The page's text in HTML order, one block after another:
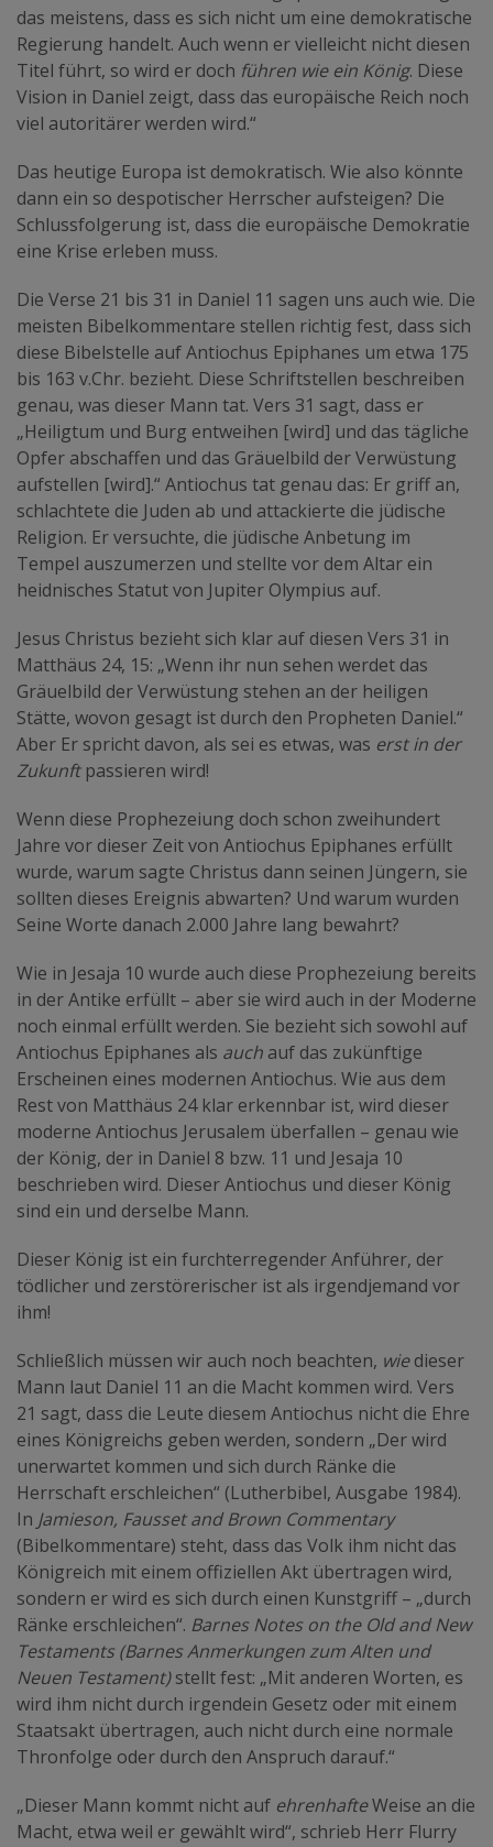
das meistens, dass es sich nicht um eine demokratische
Regierung handelt. Auch wenn er vielleicht nicht diesen
Titel führt, so wird er doch führen wie ein König. Diese
Vision in Daniel zeigt, dass das europäische Reich noch
viel autoritärer werden wird.“
Das heutige Europa ist demokratisch. Wie also könnte
dann ein so despotischer Herrscher aufsteigen? Die
Schlussfolgerung ist, dass die europäische Demokratie
eine Krise erleben muss.
Die Verse 21 bis 31 in Daniel 11 sagen uns auch wie. Die
meisten Bibelkommentare stellen richtig fest, dass sich
diese Bibelstelle auf Antiochus Epiphanes um etwa 175
bis 163 v.Chr. bezieht. Diese Schriftstellen beschreiben
genau, was dieser Mann tat. Vers 31 sagt, dass er
„Heiligtum und Burg entweihen [wird] und das tägliche
Opfer abschaffen und das Gräuelbild der Verwüstung
aufstellen [wird].“ Antiochus tat genau das: Er griff an,
schlachtete die Juden ab und attackierte die jüdische
Religion. Er versuchte, die jüdische Anbetung im
Tempel auszumerzen und stellte vor dem Altar ein
heidnisches Statut von Jupiter Olympius auf.
Jesus Christus bezieht sich klar auf diesen Vers 31 in
Matthäus 24, 15: „Wenn ihr nun sehen werdet das
Gräuelbild der Verwüstung stehen an der heiligen
Stätte, wovon gesagt ist durch den Propheten Daniel.“
Aber Er spricht davon, als sei es etwas, was erst in der
Zukunftpassieren wird!
Wenn diese Prophezeiung doch schon zweihundert
Jahre vor dieser Zeit von Antiochus Epiphanes erfüllt
wurde, warum sagte Christus dann seinen Jüngern, sie
sollten dieses Ereignis abwarten? Und warum wurden
Seine Worte danach 2.000 Jahre lang bewahrt?
Wie in Jesaja 10 wurde auch diese Prophezeiung bereits
in der Antike erfüllt – aber sie wird auch in der Moderne
noch einmal erfüllt werden. Sie bezieht sich sowohl auf
Antiochus Epiphanes als auch auf das zukünftige
Erscheinen eines modernen Antiochus. Wie aus dem
Rest von Matthäus 24 klar erkennbar ist, wird dieser
moderne Antiochus Jerusalem überfallen – genau wie
der König, der in Daniel 8 bzw. 11 und Jesaja 10
beschrieben wird. Dieser Antiochus und dieser König
sind ein und derselbe Mann.
Dieser König ist ein furchterregender Anführer, der
tödlicher und zerstörerischer ist als irgendjemand vor
ihm!
Schließlich müssen wir auch noch beachten, wiedieser
Mann laut Daniel 11 an die Macht kommen wird. Vers
21 sagt, dass die Leute diesem Antiochus nicht die Ehre
eines Königreichs geben werden, sondern „Der wird
unerwartet kommen und sich durch Ränke die
Herrschaft erschleichen“ (Lutherbibel, Ausgabe 1984).
In Jamieson, Fausset and Brown Commentary
(Bibelkommentare) steht, dass das Volk ihm nicht das
Königreich mit einem offiziellen Akt übertragen wird,
sondern er wird es sich durch einen Kunstgriff – „durch
Ränke erschleichen“. Barnes Notes on the Old and New
Testaments (Barnes Anmerkungen zum Alten und
Neuen Testament)stellt fest: „Mit anderen Worten, es
wird ihm nicht durch irgendein Gesetz oder mit einem
Staatsakt übertragen, auch nicht durch eine normale
Thronfolge oder durch den Anspruch darauf.“
„Dieser Mann kommt nicht auf ehrenhafteWeise an die
Macht, etwa weil er gewählt wird“, schrieb Herr Flurry